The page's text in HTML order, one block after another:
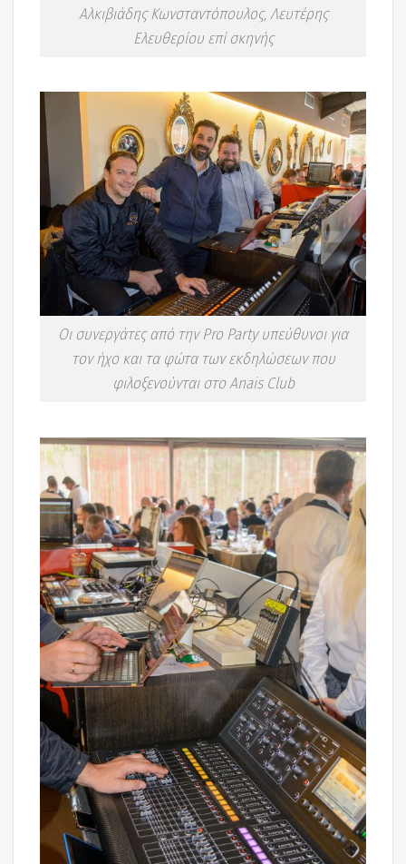
Αλκιβιάδης Κωνσταντόπουλος, Λευτέρης
Ελευθερίου επί σκηνής
Οι συνεργάτες από την Pro Party υπεύθυνοι για
τον ήχο και τα φώτα των εκδηλώσεων που
φιλοξενούνται στο Anais Club